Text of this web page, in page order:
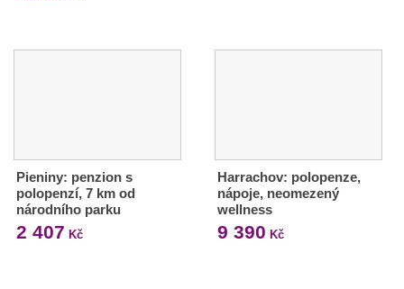
Pieniny: penzion s
polopenzí, 7 km od
národního parku
2 407 Kč
Harrachov: polopenze,
nápoje, neomezený
wellness
9 390 Kč